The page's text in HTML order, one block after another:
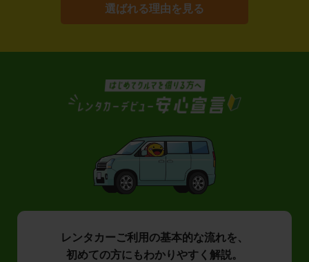
選ばれる理由を見る
レンタカーご利用の基本的な流れを、
初めての方にもわかりやすく解説。